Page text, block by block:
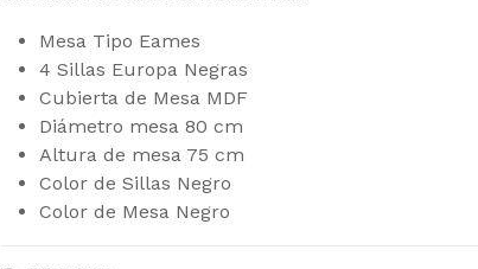
Mesa Tipo Eames
4 Sillas Europa Negras
Cubierta de Mesa MDF
Diámetro mesa 80 cm
Altura de mesa 75 cm
Color de Sillas Negro
Color de Mesa Negro